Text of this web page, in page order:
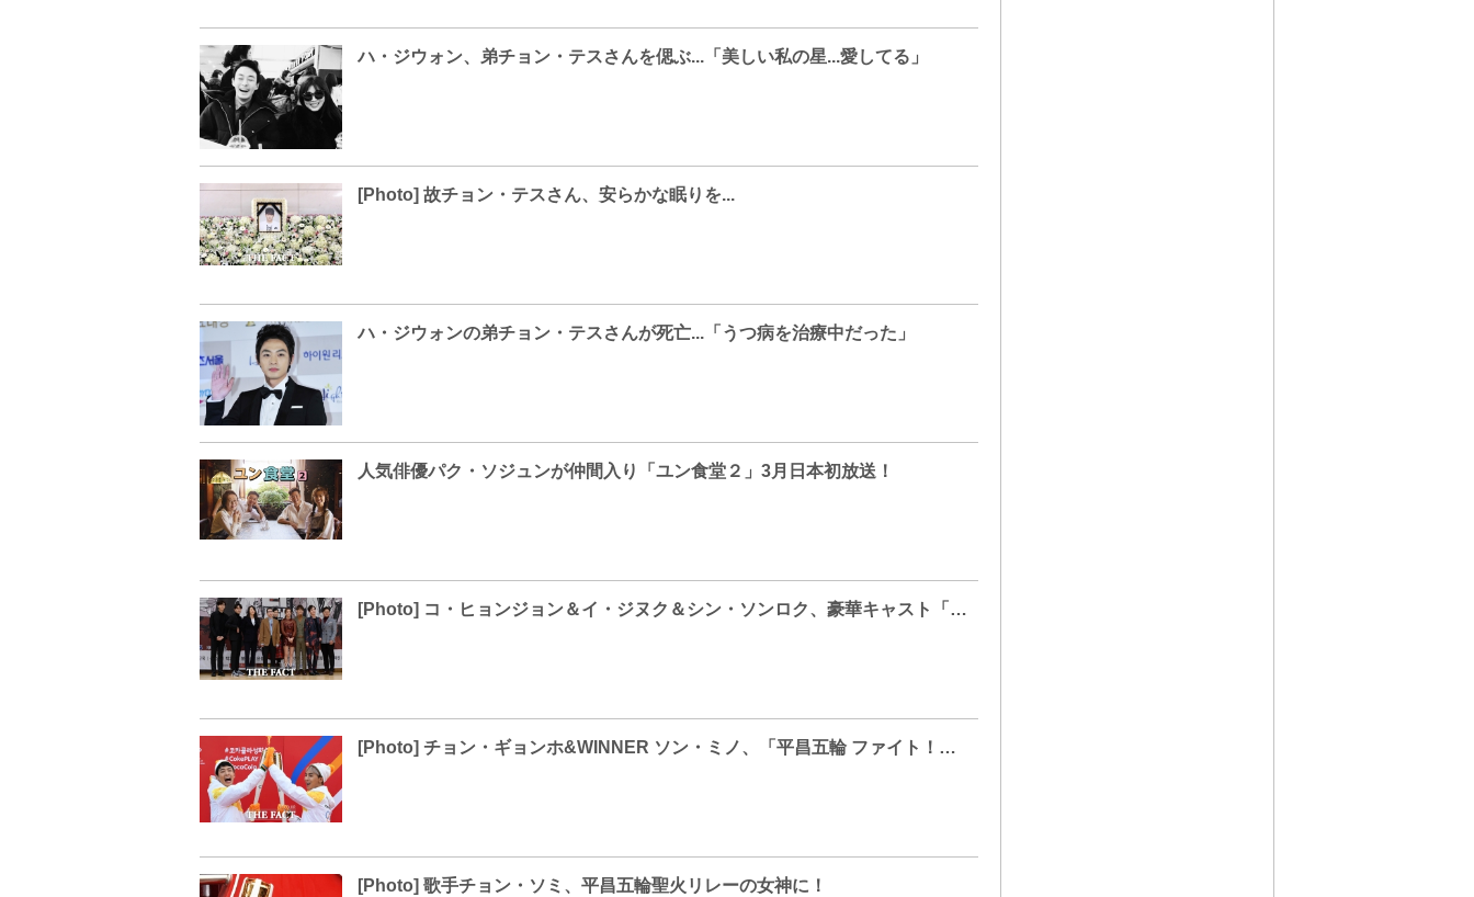
ハ・ジウォン、弟チョン・テスさんを偲ぶ...「美しい私の星...愛してる」
[Photo] 故チョン・テスさん、安らかな眠りを...
ハ・ジウォンの弟チョン・テスさんが死亡...「うつ病を治療中だった」
人気俳優パク・ソジュンが仲間入り「ユン食堂２」3月日本初放送！
[Photo] コ・ヒョンジョン＆イ・ジヌク＆シン・ソンロク、豪華キャスト「リターン」の制作発表会！
[Photo] チョン・ギョンホ&WINNER ソン・ミノ、「平昌五輪 ファイト！！」
[Photo] 歌手チョン・ソミ、平昌五輪聖火リレーの女神に！